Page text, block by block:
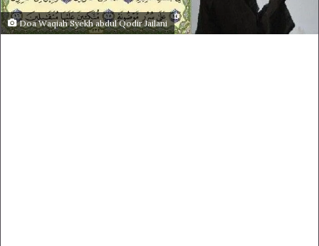
Doa Waqiah Syekh abdul Qodir Jailani